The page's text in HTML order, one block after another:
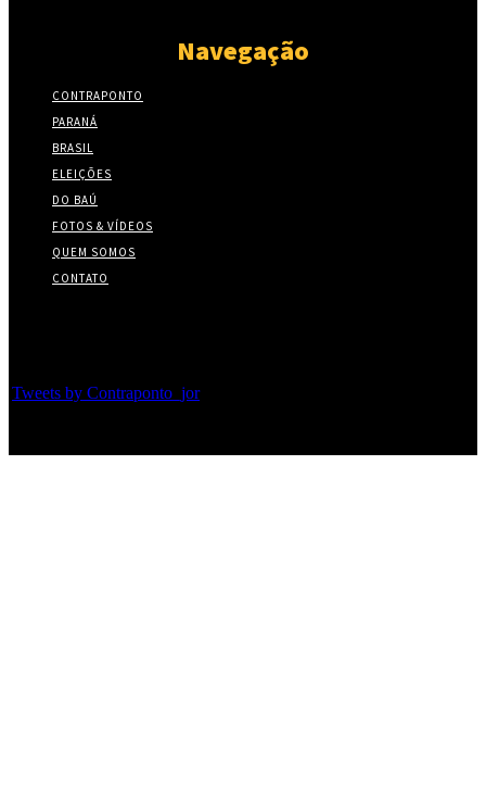
Navegação
CONTRAPONTO
PARANÁ
BRASIL
ELEIÇÕES
DO BAÚ
FOTOS & VÍDEOS
QUEM SOMOS
CONTATO
Tweets by Contraponto_jor